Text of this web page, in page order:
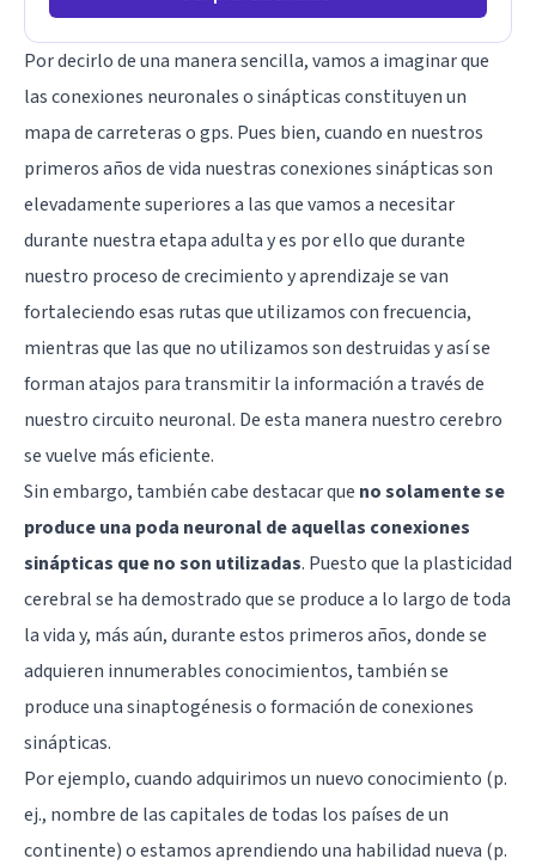
Por decirlo de una manera sencilla, vamos a imaginar que
las conexiones neuronales o sinápticas constituyen un
mapa de carreteras o gps. Pues bien, cuando en nuestros
primeros años de vida nuestras conexiones sinápticas son
elevadamente superiores a las que vamos a necesitar
durante nuestra etapa adulta y es por ello que durante
nuestro proceso de crecimiento y aprendizaje se van
fortaleciendo esas rutas que utilizamos con frecuencia,
mientras que las que no utilizamos son destruidas y así se
forman atajos para transmitir la información a través de
nuestro circuito neuronal. De esta manera nuestro cerebro
se vuelve más eficiente.
Sin embargo, también cabe destacar que no solamente se
produce una poda neuronal de aquellas conexiones
sinápticas que no son utilizadas. Puesto que la plasticidad
cerebral se ha demostrado que se produce a lo largo de toda
la vida y, más aún, durante estos primeros años, donde se
adquieren innumerables conocimientos, también se
produce una sinaptogénesis o formación de conexiones
sinápticas.
Por ejemplo, cuando adquirimos un nuevo conocimiento (p.
ej., nombre de las capitales de todas los países de un
continente) o estamos aprendiendo una habilidad nueva (p.